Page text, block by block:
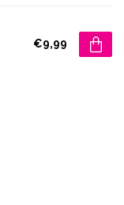
€9,99